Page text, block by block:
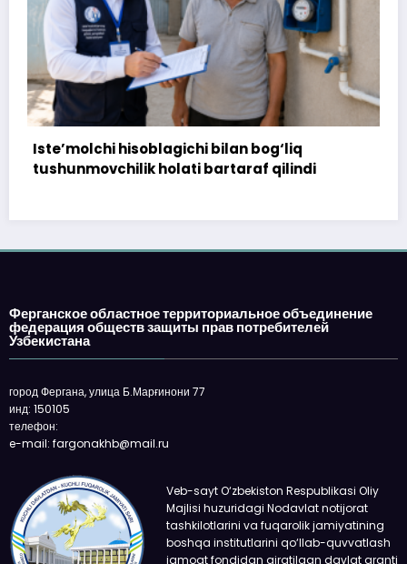
qilindi
172 million so‘m to‘landi, ammo uy
topshirilmadi…
Ферганское областное территориальное объединение
федерация обществ защиты прав потребителей
Узбекистана
город Фергана, улица Б.Марғинони 77
инд: 150105
телефон:
e-mail: fargonakhb@mail.ru
Veb-sayt O‘zbekiston Respublikasi Oliy
Majlisi huzuridagi Nodavlat notijorat
tashkilotlarini va fuqarolik jamiyatining
boshqa institutlarini qo‘llab-quvvatlash
jamoat fondidan ajratilgan davlat granti